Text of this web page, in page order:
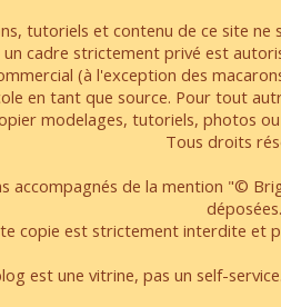
tutoriels et contenu de ce site
cadre strictement privé est
(à l'exception des
en tant que source. Pour tout
modelages, tutoriels, photos
Tous droits
accompagnés de la mention "©
déposées.
copie est strictement interdite et
est une vitrine, pas un self-